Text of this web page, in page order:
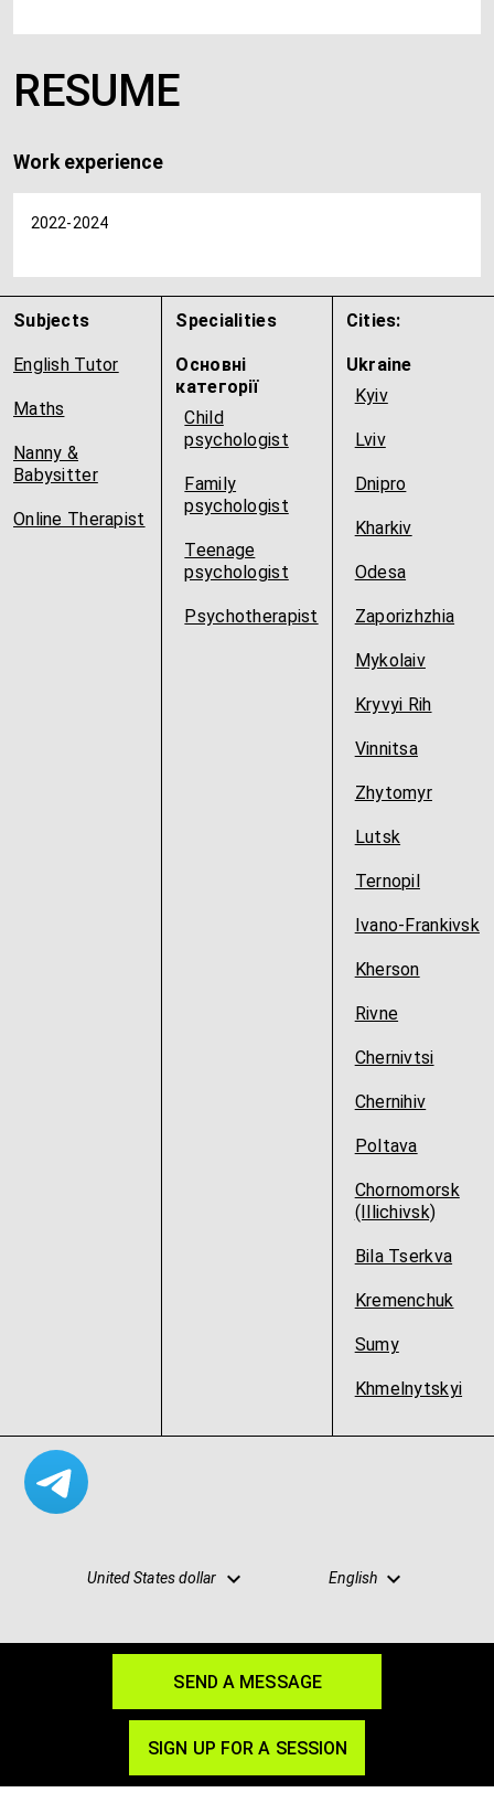
RESUME
Work experience
2022-2024
Subjects
English Tutor
Maths
Nanny &
Babysitter
Online Therapist
Specialities
Основні
категорії
Child
psychologist
Family
psychologist
Teenage
psychologist
Psychotherapist
Cities:
Ukraine
Kyiv
Lviv
Dnipro
Kharkiv
Odesa
Zaporizhzhia
Mykolaiv
Kryvyi Rih
Vinnitsa
Zhytomyr
Lutsk
Ternopil
Ivano-Frankivsk
Kherson
Rivne
Chernivtsi
Chernihiv
Poltava
Chornomorsk
(Illichivsk)
Bila Tserkva
Kremenchuk
Sumy
Khmelnytskyi
United States dollar English
SEND A MESSAGE
SIGN UP FOR A SESSION
Privacy Terms